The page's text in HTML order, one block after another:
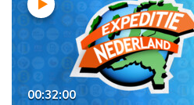
00:32:00